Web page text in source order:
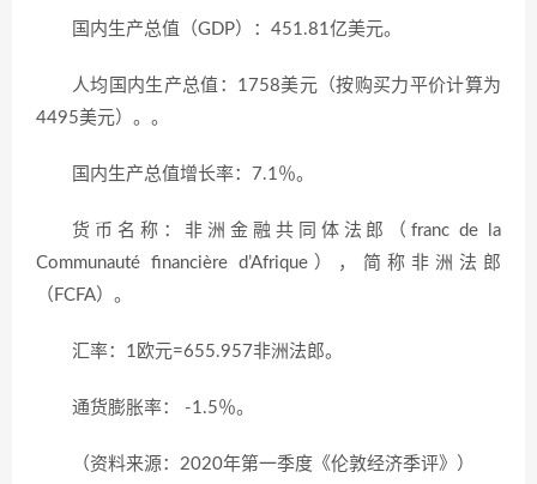
国内生产总值（GDP）：451.81亿美元。
人均国内生产总值：1758美元（按购买力平价计算为
4495美元）。。
国内生产总值增长率：7.1％。
货币名称：非洲金融共同体法郎（franc de la
Communauté financière d’Afrique），简称非洲法郎
（FCFA）。
汇率：1欧元=655.957非洲法郎。
通货膨胀率： -1.5％。
（资料来源：2020年第一季度《伦敦经济季评》）